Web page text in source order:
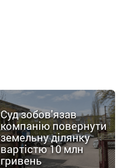
Суд зобов'язав
компанію повернути
земельну ділянку
вартістю 10 млн
гривень